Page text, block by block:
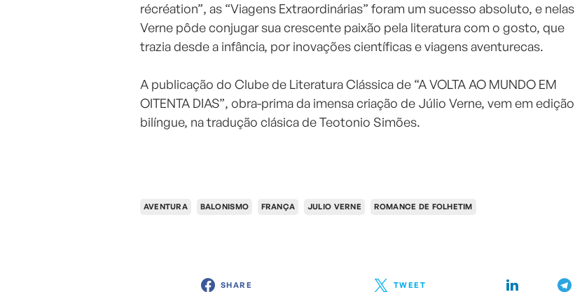
récréation”, as “Viagens Extraordinárias” foram um sucesso absoluto, e nelas
Verne pôde conjugar sua crescente paixão pela literatura com o gosto, que
trazia desde a infância, por inovações científicas e viagens aventurecas.
A publicação do Clube de Literatura Clássica de “A VOLTA AO MUNDO EM
OITENTA DIAS”, obra-prima da imensa criação de Júlio Verne, vem em edição
bilíngue, na tradução clásica de Teotonio Simões.
AVENTURA BALONISMO FRANÇA JULIO VERNE ROMANCE DE FOLHETIM
SHARE TWEET